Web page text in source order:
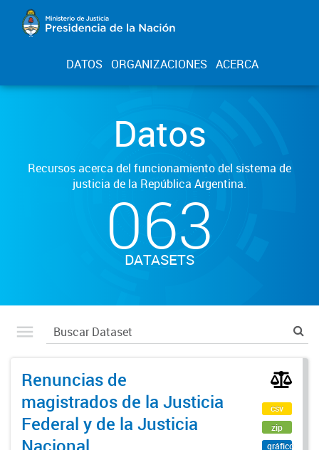
DATOS ORGANIZACIONES ACERCA
Datos
Recursos acerca del funcionamiento del sistema de
justicia de la República Argentina.
063
DATASETS
Renuncias de
magistrados de la Justicia
Federal y de la Justicia
csv
zip
gráfico